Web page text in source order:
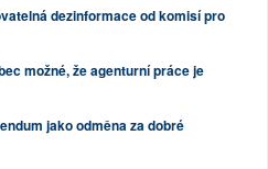
dezinformace od komisí pro
možné, že agenturní práce je
jako odměna za dobré